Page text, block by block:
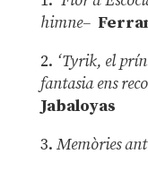
himne–
2. ‘Tyrik, el
fantasia ens
Jabaloyas
3. Memòries